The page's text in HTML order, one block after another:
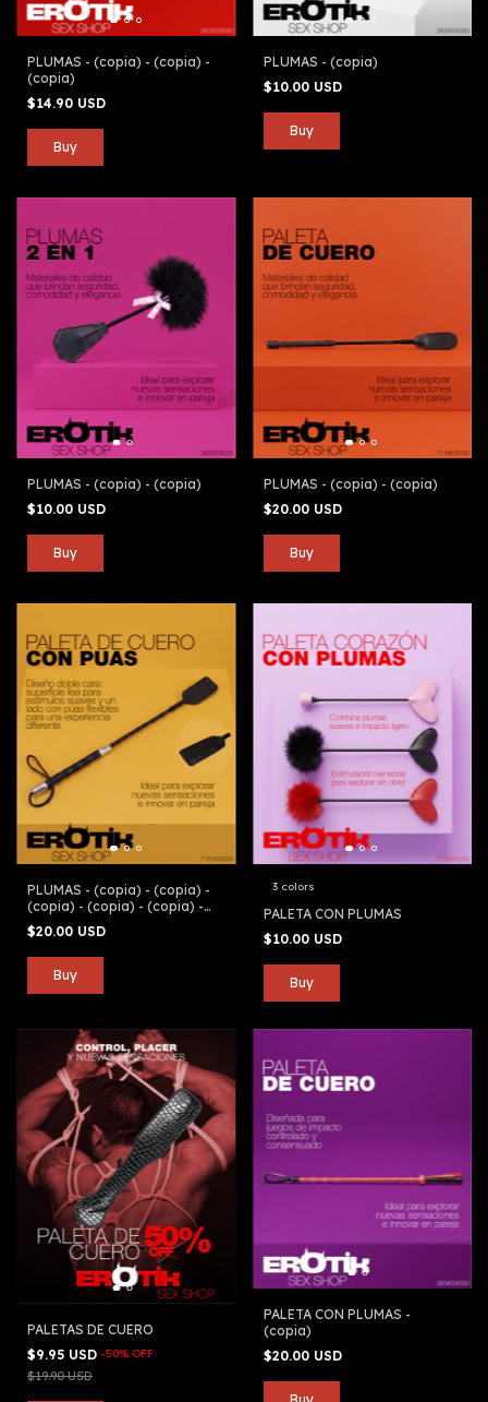
PLUMAS - (copia) - (copia) -
(copia)
$14.90 USD
PLUMAS - (copia)
$10.00 USD
PLUMAS - (copia) - (copia)
$10.00 USD
PLUMAS - (copia) - (copia)
$20.00 USD
PLUMAS - (copia) - (copia) -
(copia) - (copia) - (copia) -
(copia)
$20.00 USD
3 colors
PALETA CON PLUMAS
$10.00 USD
Buy
PALETAS DE CUERO
$9.95 USD -50% OFF
$19.90 USD
PALETA CON PLUMAS -
(copia)
$20.00 USD